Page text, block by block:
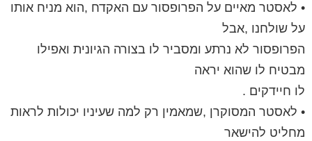
• לאסטר מאיים על הפרופסור עם האקדח ,הוא מניח אותו
על שולחנו ,אבל
הפרופסור לא נרתע ומסביר לו בצורה הגיונית ואפילו
מבטיח לו שהוא יראה
לו חיידקים .
• לאסטר המסוקרן ,שמאמין רק למה שעיניו יכולות לראות
מחליט להישאר